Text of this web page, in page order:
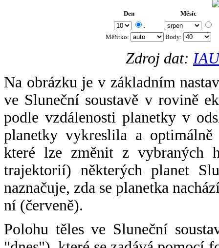
Den Měsíc
.
Měřítko: Body:
Zdroj dat:
Na obrázku je v základním
ve Sluneční soustavě v rovině
podle vzdálenosti planetky v
planetky vykreslila a
které lze změnit z vybraných
trajektorií) některých planet
naznačuje, zda se planetka
ní (červeně).
Polohu těles ve Sluneční